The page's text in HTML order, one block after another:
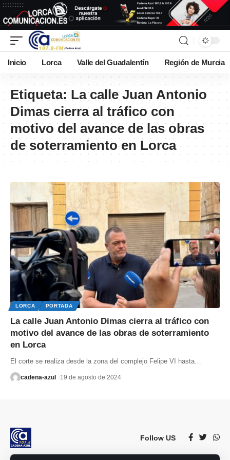
Inicio Lorca Valle del Guadalentín Región de Murcia
Etiqueta: La calle Juan Antonio
Dimas cierra al tráfico con
motivo del avance de las obras
de soterramiento en Lorca
LORCA PORTADA
La calle Juan Antonio Dimas cierra al tráfico con
motivo del avance de las obras de soterramiento
en Lorca
El corte se realiza desde la zona del complejo Felipe VI hasta
cadena-azul 19 de agosto de 2024
Follow US